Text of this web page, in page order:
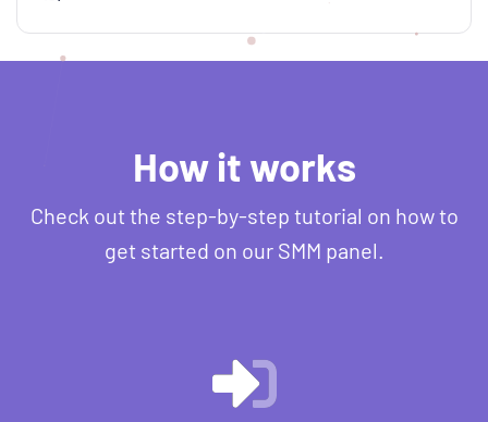
How it works
Check out the step-by-step tutorial on how to
get started on our SMM panel.